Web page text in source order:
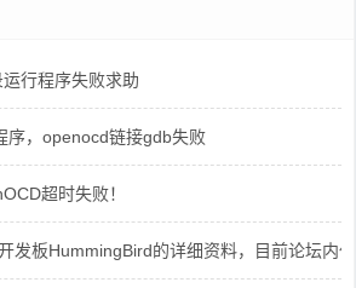
行程序失败求助
序，openocd链接gdb失败
超时失败！
发板HummingBird的详细资料，目前论坛内